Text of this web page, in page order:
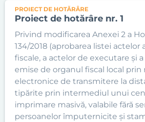
PROIECT DE HOTĂRÂRE
Proiect de hotărâre nr. 1
Privind modificarea Anexei 2 a
134/2018 (aprobarea listei
fiscale, a actelor de executare și
emise de organul fiscal local prin
electronice de transmitere la
tipărite prin intermediul unui
imprimare masivă, valabile fără
persoanelor împuternicite și